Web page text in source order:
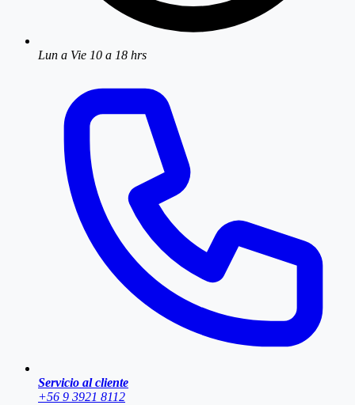
Lun a Vie 10 a 18 hrs
Servicio al cliente
+56 9 3921 8112